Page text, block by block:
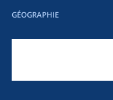
GÉOGRAPHIE